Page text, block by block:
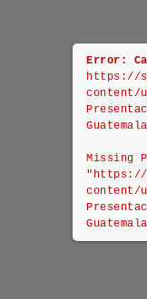
Error:
https://
content/
Missing
"https://
content/